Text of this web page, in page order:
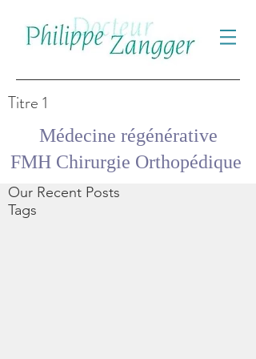
Titre 1
Médecine régénérative
FMH Chirurgie Orthopédique
Our Recent Posts
Tags